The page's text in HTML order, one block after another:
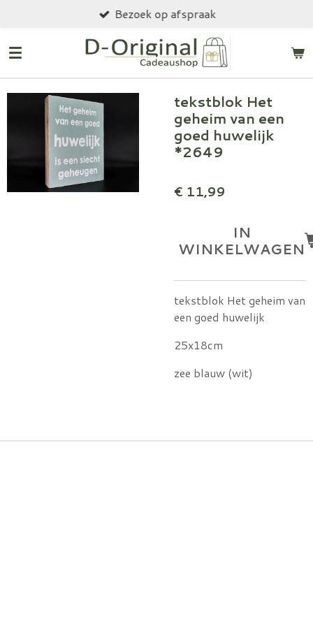
naar
hoofdinhoud
Bezoek op afspraak
tekstblok Het
geheim van een
goed huwelijk
*2649
€ 11,99
IN
WINKELWAGEN
tekstblok Het geheim van
een goed huwelijk
25x18cm
zee blauw (wit)